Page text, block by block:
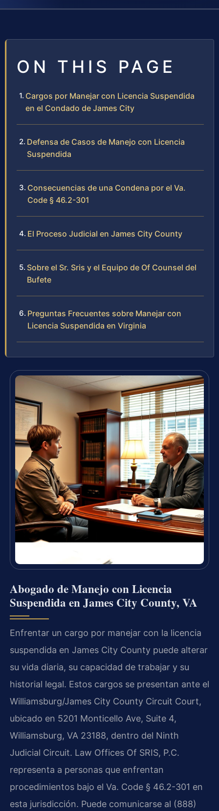
ON THIS PAGE
Cargos por Manejar con Licencia Suspendida
en el Condado de James City
Defensa de Casos de Manejo con Licencia
Suspendida
Consecuencias de una Condena por el Va.
Code § 46.2-301
El Proceso Judicial en James City County
Sobre el Sr. Sris y el Equipo de Of Counsel del
Bufete
Preguntas Frecuentes sobre Manejar con
Licencia Suspendida en Virginia
Abogado de Manejo con Licencia
Suspendida en James City County, VA
Enfrentar un cargo por manejar con la licencia
suspendida en James City County puede alterar
su vida diaria, su capacidad de trabajar y su
historial legal. Estos cargos se presentan ante el
Williamsburg/James City County Circuit Court,
ubicado en 5201 Monticello Ave, Suite 4,
Williamsburg, VA 23188, dentro del Ninth
Judicial Circuit. Law Offices Of SRIS, P.C.
representa a personas que enfrentan
procedimientos bajo el Va. Code § 46.2-301 en
esta jurisdicción. Puede comunicarse al (888)